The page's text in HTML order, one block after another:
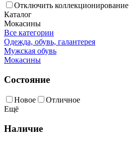
Отключить коллекционирование
Каталог
Мокасины
Все категории
Одежда, обувь, галантерея
Мужская обувь
Мокасины
Состояние
Новое
Отличное
Ещё
Наличие